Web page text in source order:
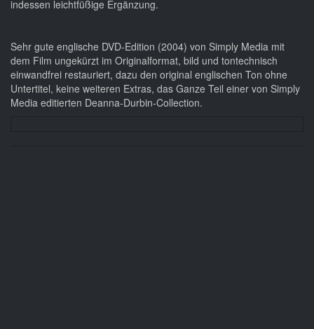
indessen leichtfüßige Ergänzung.
Sehr gute englische DVD-Edition (2004) von Simply Media mit
dem Film ungekürzt im Originalformat, bild und tontechnisch
einwandfrei restauriert, dazu den original englischen Ton ohne
Untertitel, keine weiteren Extras, das Ganze Teil einer von Simply
Media editierten Deanna-Durbin-Collection.